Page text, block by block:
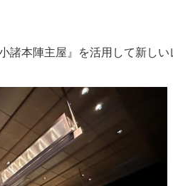
諸本陣主屋』を活用して新しい